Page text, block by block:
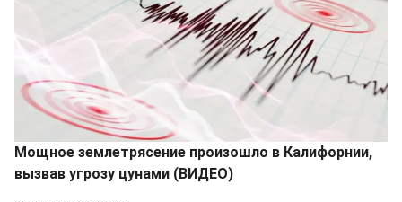
Мощное землетрясение произошло в Калифорнии,
вызвав угрозу цунами (ВИДЕО)